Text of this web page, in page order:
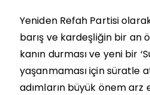
Yeniden Refah Partisi
barış ve kardeşliğin bir an
kanın durması ve yeni bir
yaşanmaması için süratle
adımların büyük önem arz